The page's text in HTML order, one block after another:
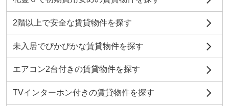
2階以上で安全な賃貸物件を探す
未入居でぴかぴかな賃貸物件を探す
エアコン2台付きの賃貸物件を探す
TVインターホン付きの賃貸物件を探す